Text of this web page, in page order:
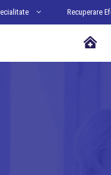
Recuperare
Acasa